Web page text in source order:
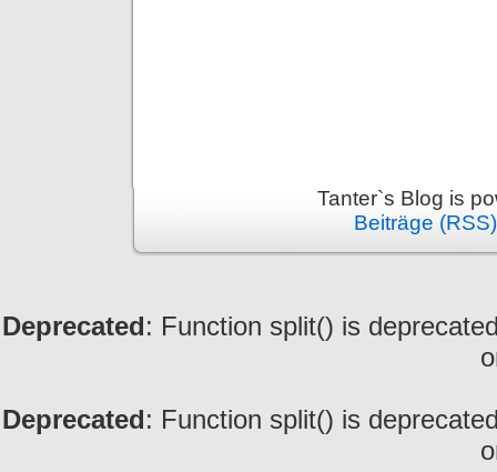
Tanter`s Blog is
Beiträge (RSS)
Deprecated: Function split() is
Deprecated: Function split() is